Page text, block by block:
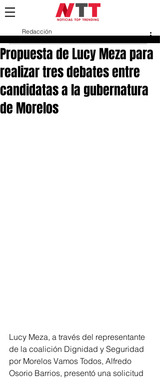
Propuesta de Lucy Meza para
realizar tres debates entre
candidatas a la gubernatura
de Morelos
Redacción
Lucy Meza, a través del representante
de la coalición Dignidad y Seguridad
por Morelos Vamos Todos, Alfredo
Osorio Barrios, presentó una solicitud